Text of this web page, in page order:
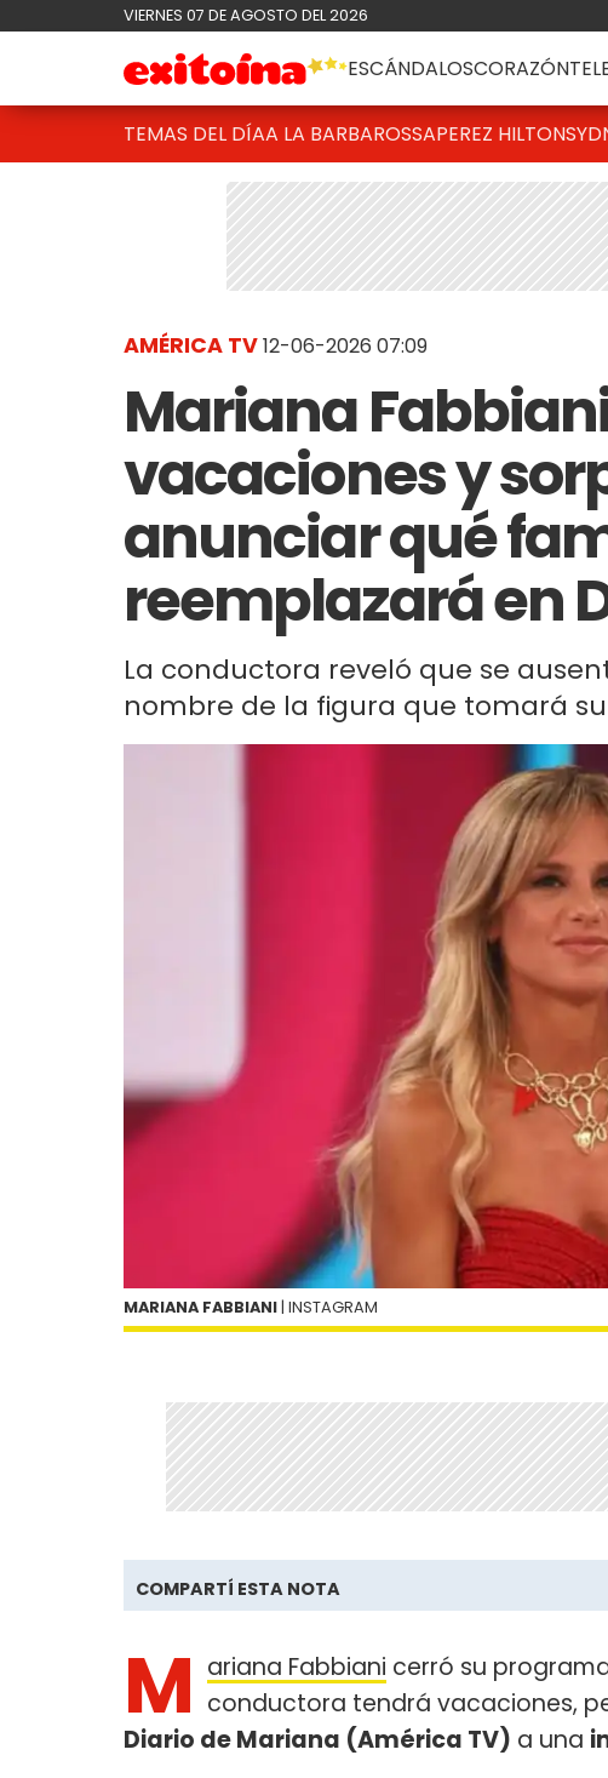
VIERNES 07 DE AGOSTO DEL 2026
ESCÁNDALOSCORAZÓN
TEMAS DEL DÍAA LA BARBAROSSAPEREZ HILTON
AMÉRICA TV12-06-2026 07:09
Mariana
vacaciones y
anunciar qué
reemplazará en
La conductora reveló que se
nombre de la figura que tomará
MARIANA FABBIANI | INSTAGRAM
COMPARTÍ ESTA NOTA
M ariana Fabbiani cerró su
conductora tendrá vacaciones,
Diario de Mariana (América TV) a una